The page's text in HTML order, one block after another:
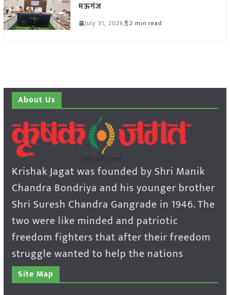
मऊगंज
July 31, 2026 2 min read
About Us
Krishak Jagat was founded by Shri Manik
Chandra Bondriya and his younger brother
Shri Suresh Chandra Gangrade in 1946. The
two were like minded and patriotic
freedom fighters that after their freedom
struggle wanted to help the nations
Site Map